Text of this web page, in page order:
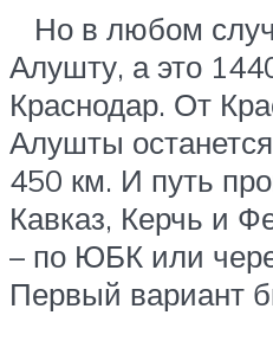
Но в любом
Алушту, а это
Краснодар. От
Алушты
450 км. И путь
Кавказ, Керчь и
– по ЮБК или
Первый вариант